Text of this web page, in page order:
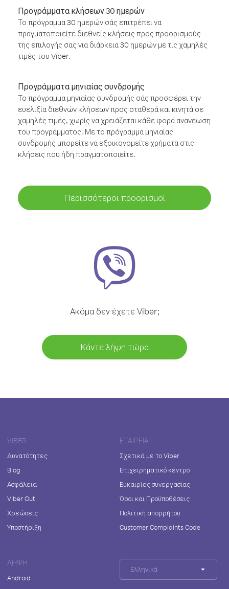
Προγράμματα κλήσεων 30 ημερών
Το πρόγραμμα 30 ημερών σάς επιτρέπει να
πραγματοποιείτε διεθνείς κλήσεις προς προορισμούς
της επιλογής σας για διάρκεια 30 ημερών με τις χαμηλές
τιμές του Viber.
Προγράμματα μηνιαίας συνδρομής
Το πρόγραμμα μηνιαίας συνδρομής σάς προσφέρει την
ευελιξία διεθνών κλήσεων προς σταθερά και κινητά σε
χαμηλές τιμές, χωρίς να χρειάζεται κάθε φορά ανανέωση
του προγράμματος. Με το πρόγραμμα μηνιαίας
συνδρομής μπορείτε να εξοικονομείτε χρήματα στις
κλήσεις που ήδη πραγματοποιείτε.
Περισσότεροι προορισμοί
Ακόμα δεν έχετε Viber;
Κάντε λήψη τώρα
VIBER
Δυνατότητες
Blog
Ασφάλεια
Viber Out
Χρεώσεις
Υποστήριξη
ΕΤΑΙΡΕΊΑ
Σχετικά με το Viber
Επιχειρηματικό κέντρο
Ευκαιρίες συνεργασίας
Όροι και Προϋποθέσεις
Πολιτική απορρήτου
Customer Complaints Code
ΛΉΨΗ
Android
Ελληνικά